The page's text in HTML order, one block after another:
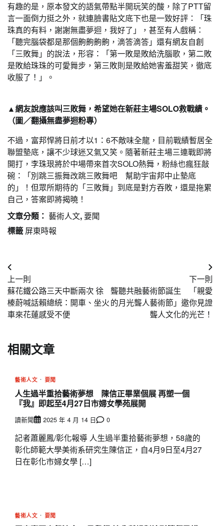
有趣的是，原本發文的語氣帶點半開玩笑的酸，除了PTT留
言一面倒力挺之外，就連臉書貼文底下也是一致好評：「珠
珠真的有料，謝謝無盡夢迴，我好了」，甚至有人戲稱：
「聽完腦袋都是那個齁齁齁齁，滴答滴答」還有網友自創
「三敗舞」的說法，形容：「第一敗是敗給洗腦歌，第二敗
是敗給珠珠的可愛舞步，第三敗則是敗給她害羞甜笑，徹底
收服了！」。
▲網友說應該叫三敗舞，希望她在新莊主場SOLO救戰績。
（圖／翻攝無盡夢迴粉專）
不過，富邦悍將日前才以1：6不敵味全龍，目前戰績暫居全
聯盟墊底，讓不少球迷又氣又笑。隨著新莊主場三連戰即將
開打，李珠珢將於中場帶來首次SOLO熱舞，粉絲也瘋狂敲
碗：「別跳三振舞改跳三敗舞吧 幫助宇宙邦中止墊底
的」！但眾所期待的「三敗舞」到底是對方吞敗，還是拖累
自己，答案即將揭曉！
文章分類： 藝術人文,要聞
標籤 屏東時報
文
章
導
覽
上一則
蘇花鐵公路三天中斷兩次 徐
榛蔚喊話賴總統：開車、坐火
車來花蓮感受不便
下一則
聾聽共融藝術節誕生 「親愛
的月光聾人藝術節」邀你見證
聾人文化的光芒！
相關文章
藝術人文 要聞
人生過半重拾藝術夢想 陳信正畢業個展 再塑一個
『我』即起至4月27日市婦女學苑展開
讀新聞 2025 年 4 月 14 日 0
記者蕭麗鳳/彰化報導 人生過半重拾藝術夢想，58歲的
彰化師範大學美術系研究生陳信正，自4月9日至4月27
日在彰化市婦女學 […]
藝術人文 要聞